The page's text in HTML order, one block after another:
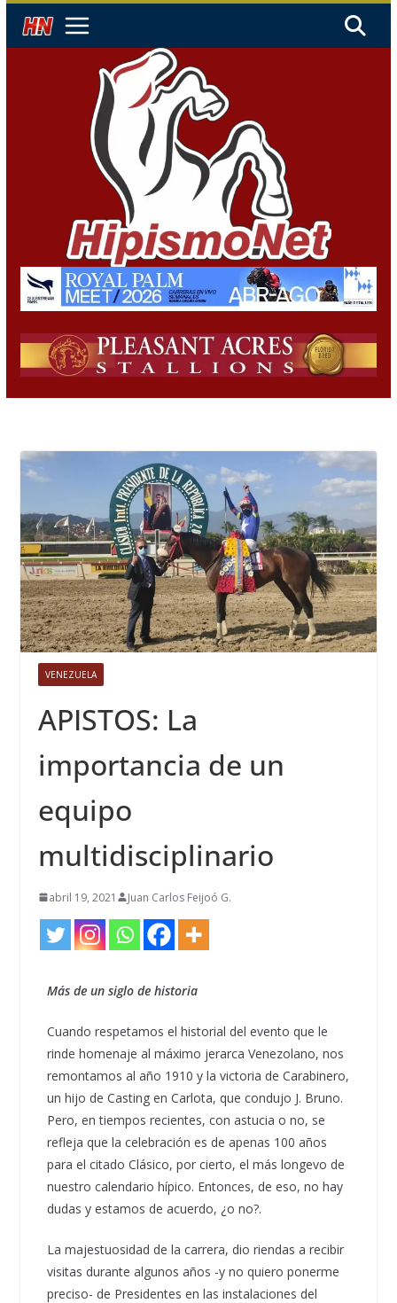
VENEZUELA
APISTOS: La
importancia de un
equipo
multidisciplinario
abril 19, 2021 Juan Carlos Feijoó G.
Más de un siglo de historia
Cuando respetamos el historial del evento que le
rinde homenaje al máximo jerarca Venezolano, nos
remontamos al año 1910 y la victoria de Carabinero,
un hijo de Casting en Carlota, que condujo J. Bruno.
Pero, en tiempos recientes, con astucia o no, se
refleja que la celebración es de apenas 100 años
para el citado Clásico, por cierto, el más longevo de
nuestro calendario hípico. Entonces, de eso, no hay
dudas y estamos de acuerdo, ¿o no?.
La majestuosidad de la carrera, dio riendas a recibir
visitas durante algunos años -y no quiero ponerme
preciso- de Presidentes en las instalaciones del